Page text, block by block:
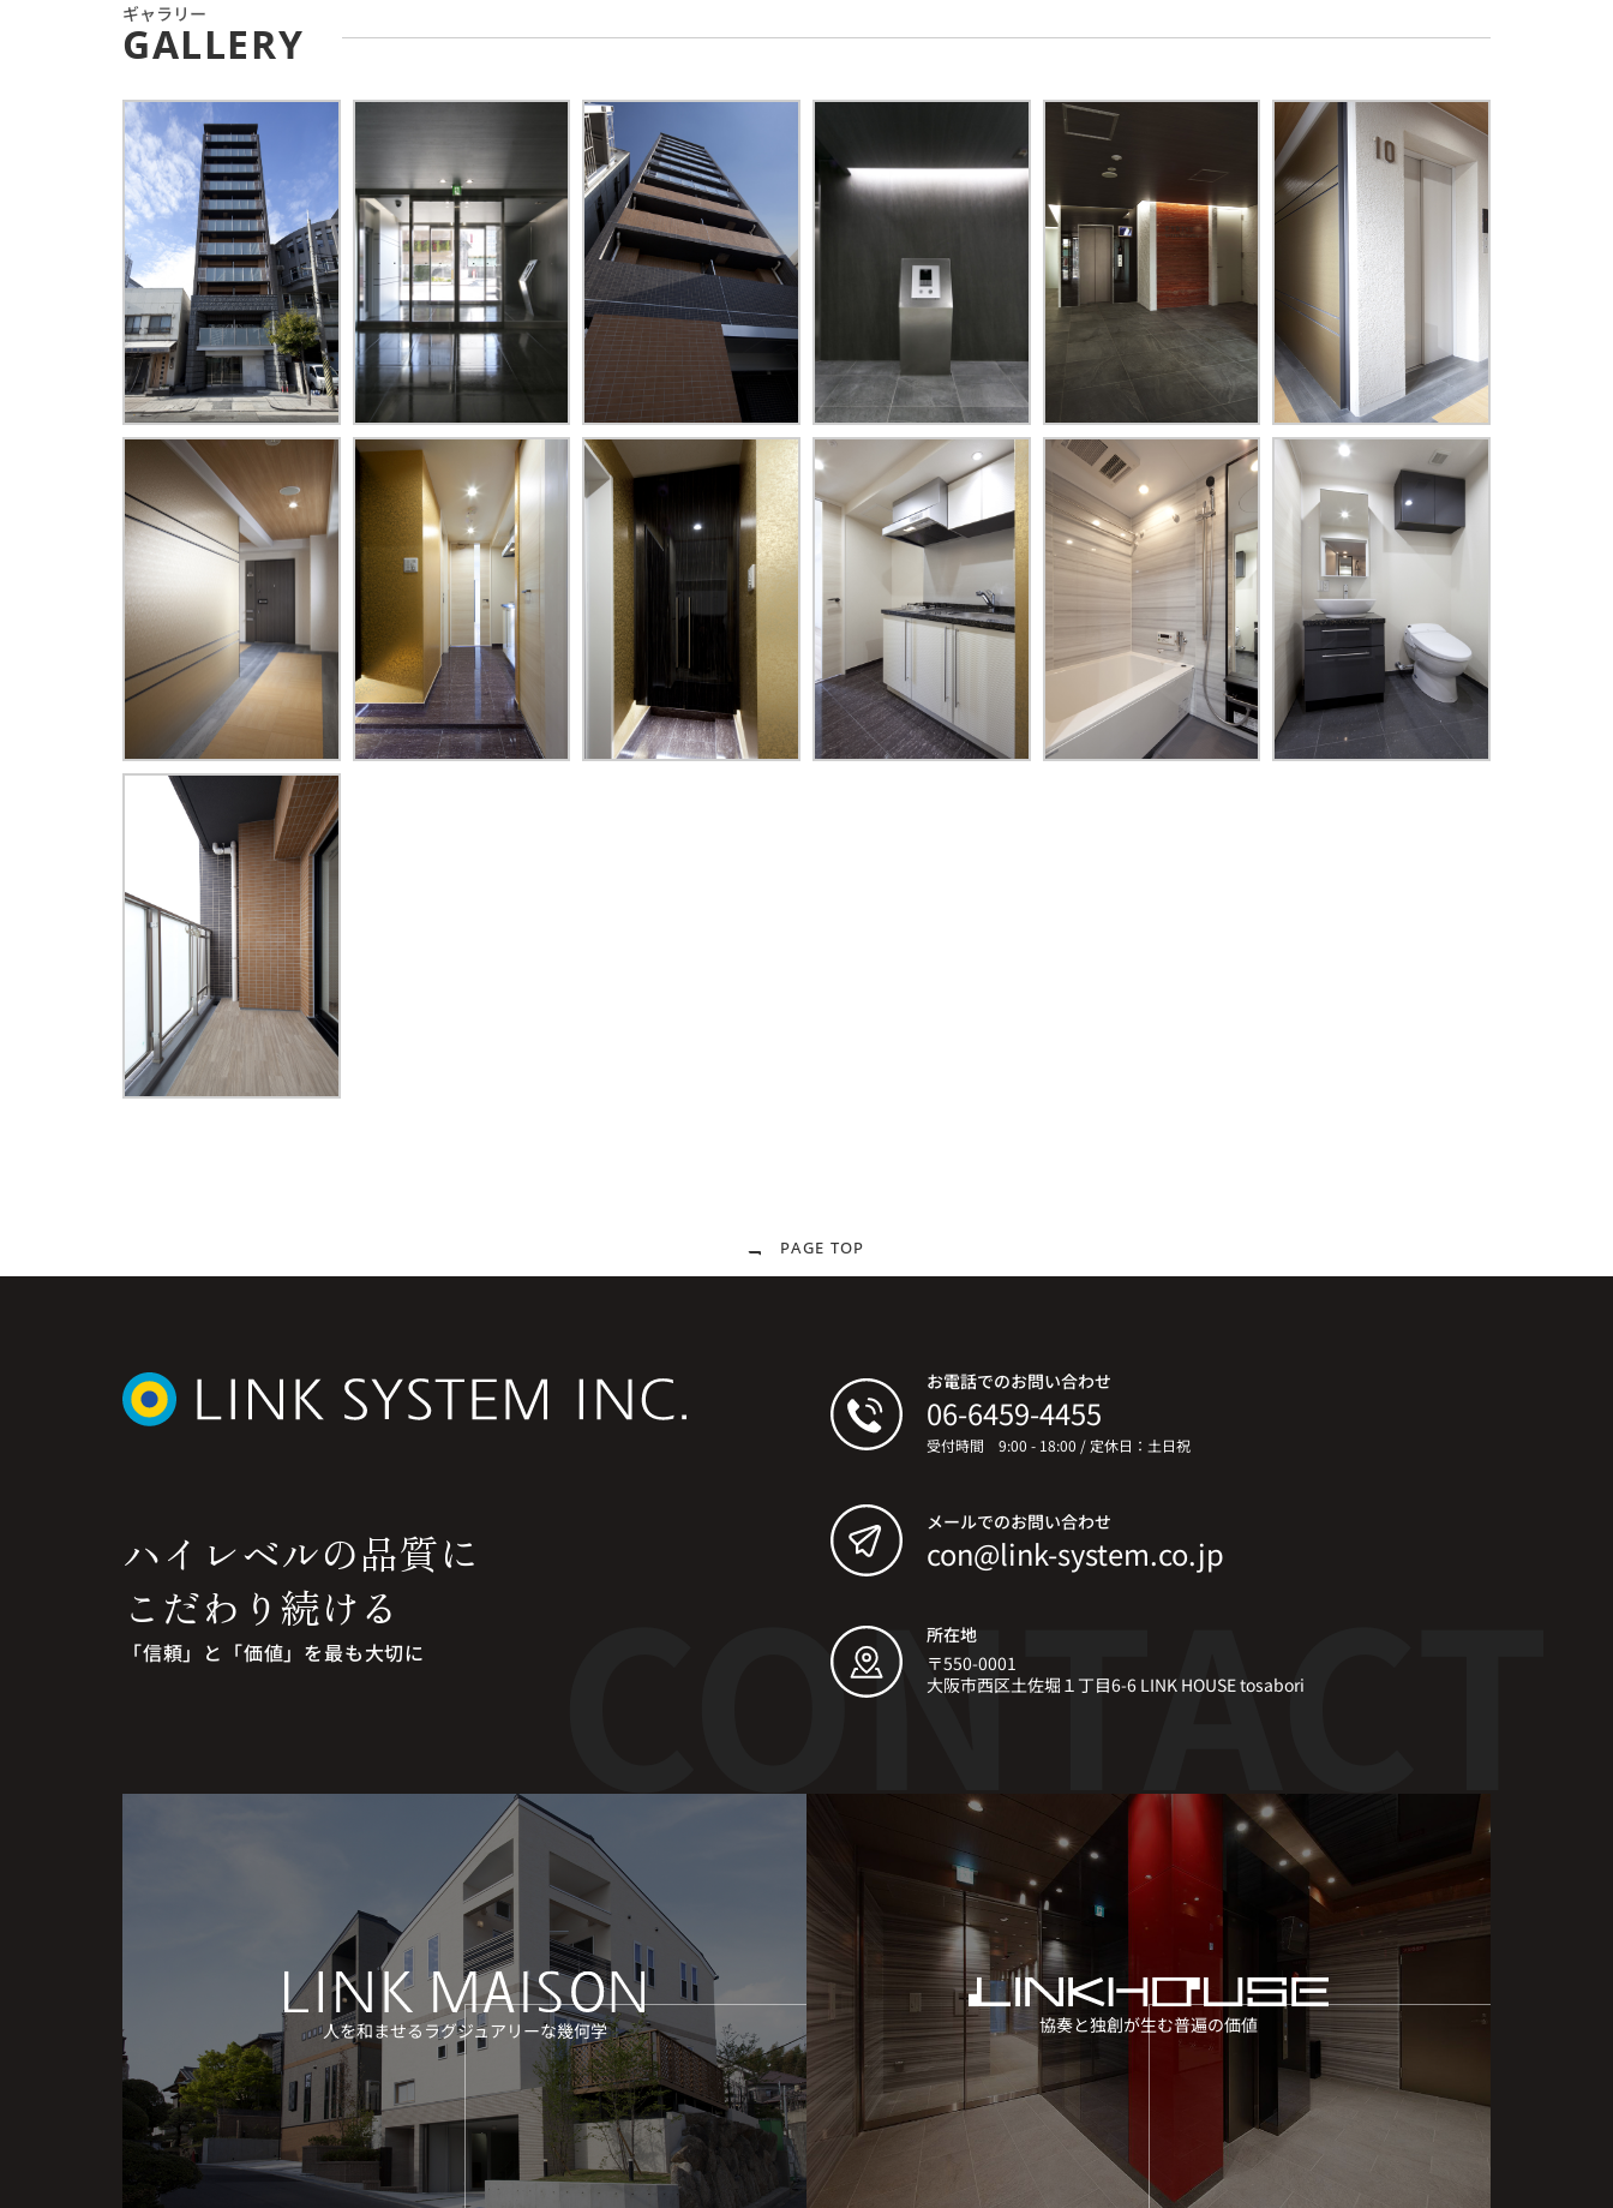
ギャラリー
GALLERY
PAGE TOP
ハイレベルの品質に
こだわり続ける
「信頼」と「価値」を最も大切に
お電話でのお問い合わせ
06-6459-4455
受付時間 9:00 - 18:00 / 定休日：土日祝
メールでのお問い合わせ
con@link-system.co.jp
所在地
〒550-0001
大阪市西区土佐堀１丁目6-6 LINK HOUSE tosabori
人を和ませるラグジュアリーな幾何学 協奏と独創が生む普遍の価値